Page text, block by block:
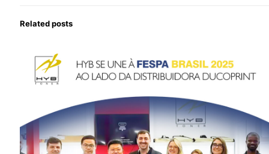
Related posts